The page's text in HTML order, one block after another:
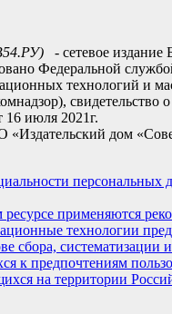
- сетевое издание
Федеральной
технологий и
свидетельство
июля 2021г.
дом
персональных
применяются
технологии
сбора, систематизации и
к предпочтениям
на территории